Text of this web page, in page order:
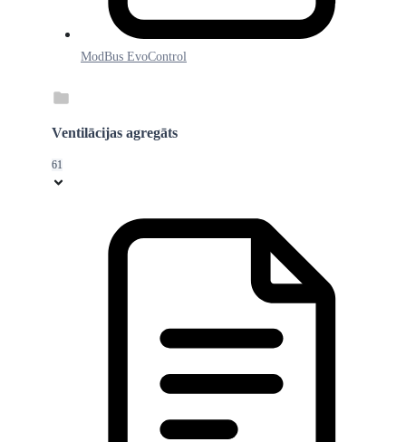
ModBus EvoControl
Ventilācijas agregāts
61